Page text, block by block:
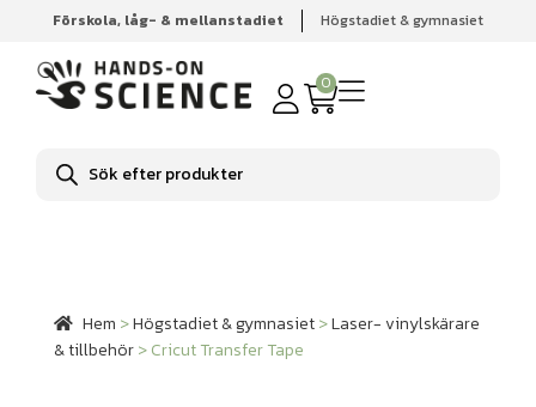
Förskola, låg- & mellanstadiet Högstadiet & gymnasiet
0
Produktsökning
Hem Högstadiet & gymnasiet
Laser- vinylskärare &
tillbehör
Cricut Transfer Tape
Hem >Högstadiet & gymnasiet>Laser- vinylskärare
& tillbehör>Cricut Transfer Tape